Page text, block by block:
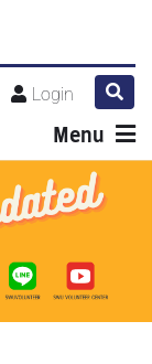
Login
Menu